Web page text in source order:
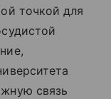
точкой для
связь